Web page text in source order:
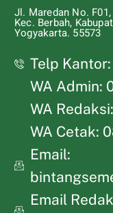
Jl. Maredan No.
Kec. Berbah,
Yogyakarta. 55573
Telp
WA Admin:
WA
WA Cetak:
Email:
Email